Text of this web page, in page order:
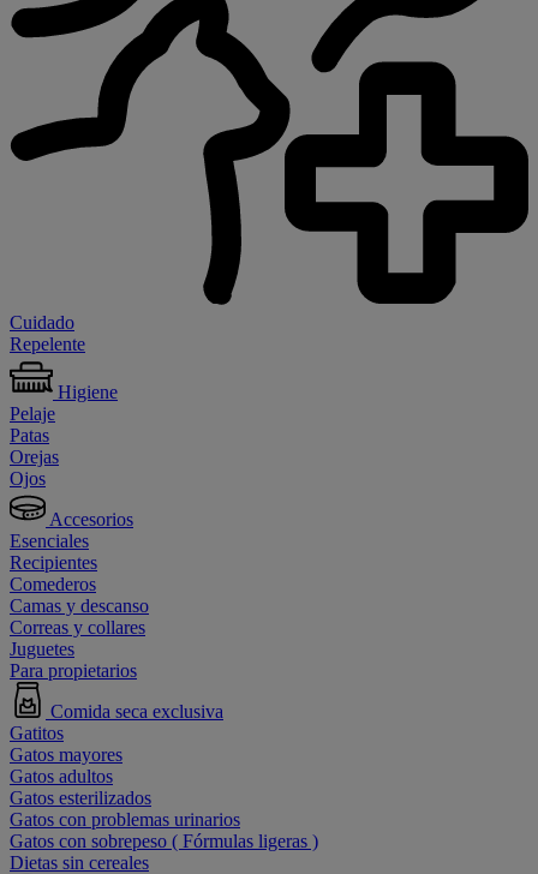
Cuidado
Repelente
Higiene
Pelaje
Patas
Orejas
Ojos
Accesorios
Esenciales
Recipientes
Comederos
Camas y descanso
Correas y collares
Juguetes
Para propietarios
Comida seca exclusiva
Gatitos
Gatos mayores
Gatos adultos
Gatos esterilizados
Gatos con problemas urinarios
Gatos con sobrepeso ( Fórmulas ligeras )
Dietas sin cereales